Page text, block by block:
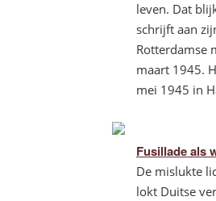
leven. Dat
schrijft aan
Rotterdamse
maart 1945.
mei 1945 in
Fusilladeals
De mislukte
lokt Duitse